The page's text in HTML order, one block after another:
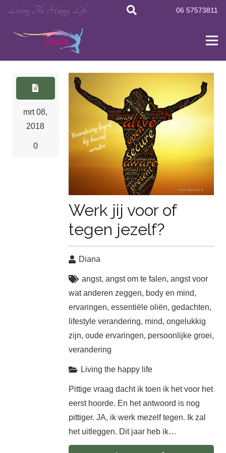
Living The Happy Life 06 57573811
mrt 08,
2018
0
Werk jij voor of
tegen jezelf?
Diana
angst,angst om te falen,angst voor
wat anderen zeggen, body en mind,
ervaringen, essentiële oliën, gedachten,
lifestyle verandering, mind, ongelukkig
zijn, oude ervaringen, persoonlijke groei,
verandering
Living the happy life
Pittige vraag dacht ik toen ik het voor het
eerst hoorde. En het antwoord is nog
pittiger. JA, ik werk mezelf tegen. Ik zal
het uitleggen. Dit jaar heb ik…